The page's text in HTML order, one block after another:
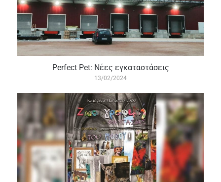
Perfect Pet: Νέες εγκαταστάσεις
13/02/2024